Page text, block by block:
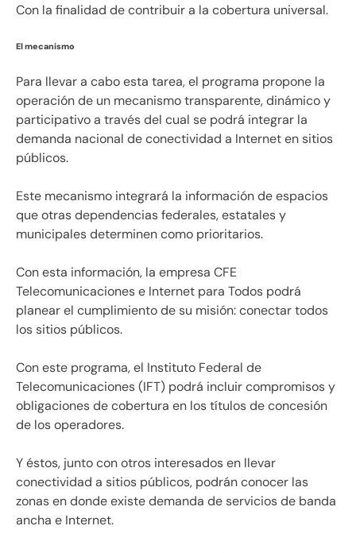
Con la finalidad de contribuir a la cobertura universal.
El mecanismo
Para llevar a cabo esta tarea, el programa propone la
operación de un mecanismo transparente, dinámico y
participativo a través del cual se podrá integrar la
demanda nacional de conectividad a Internet en sitios
públicos.
Este mecanismo integrará la información de espacios
que otras dependencias federales, estatales y
municipales determinen como prioritarios.
Con esta información, la empresa CFE
Telecomunicaciones e Internet para Todos podrá
planear el cumplimiento de su misión: conectar todos
los sitios públicos.
Con este programa, el Instituto Federal de
Telecomunicaciones (IFT) podrá incluir compromisos y
obligaciones de cobertura en los títulos de concesión
de los operadores.
Y éstos, junto con otros interesados en llevar
conectividad a sitios públicos, podrán conocer las
zonas en donde existe demanda de servicios de banda
ancha e Internet.